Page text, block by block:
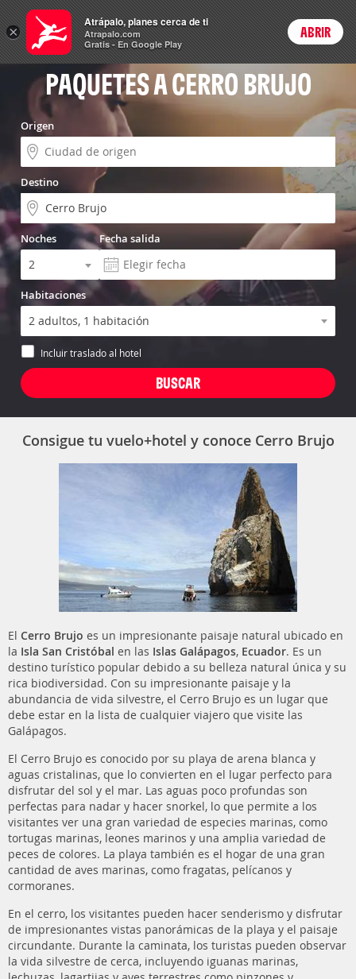
Vuelo+Hotel Login
PAQUETES A CERRO BRUJO
Origen
Destino
Noches Fecha salida
Habitaciones
Incluir traslado al hotel
Consigue tu vuelo+hotel y conoce Cerro Brujo
El Cerro Brujo es un impresionante paisaje natural ubicado en
la Isla San Cristóbal en las Islas Galápagos, Ecuador. Es un
destino turístico popular debido a su belleza natural única y su
rica biodiversidad. Con su impresionante paisaje y la
abundancia de vida silvestre, el Cerro Brujo es un lugar que
debe estar en la lista de cualquier viajero que visite las
Galápagos.
El Cerro Brujo es conocido por su playa de arena blanca y
aguas cristalinas, que lo convierten en el lugar perfecto para
disfrutar del sol y el mar. Las aguas poco profundas son
perfectas para nadar y hacer snorkel, lo que permite a los
visitantes ver una gran variedad de especies marinas, como
tortugas marinas, leones marinos y una amplia variedad de
peces de colores. La playa también es el hogar de una gran
cantidad de aves marinas, como fragatas, pelícanos y
cormoranes.
En el cerro, los visitantes pueden hacer senderismo y disfrutar
de impresionantes vistas panorámicas de la playa y el paisaje
circundante. Durante la caminata, los turistas pueden observar
la vida silvestre de cerca, incluyendo iguanas marinas,
×
Atrápalo, planes cerca de ti
Atrapalo.com
Gratis - En Google Play
ABRIR